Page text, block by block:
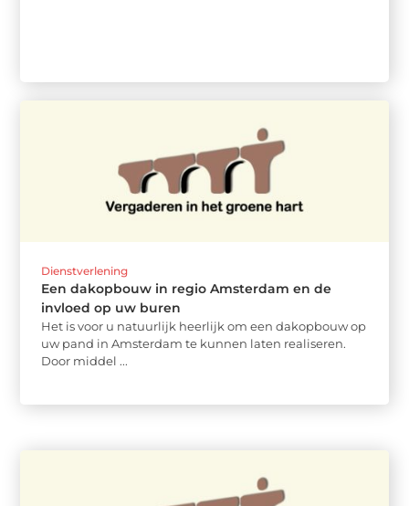
Dienstverlening
Een dakopbouw in regio Amsterdam en de
invloed op uw buren
Het is voor u natuurlijk heerlijk om een dakopbouw op
uw pand in Amsterdam te kunnen laten realiseren.
Door middel ...